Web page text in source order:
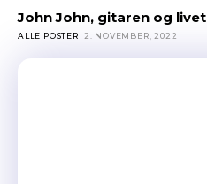
John John, gitaren og livet
ALLE POSTER 2. NOVEMBER, 2022